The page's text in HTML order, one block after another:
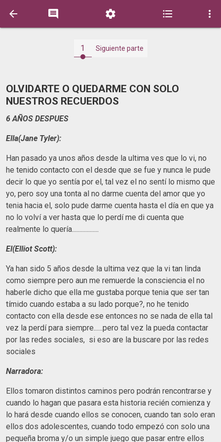
    
1 Siguiente parte
OLVIDARTE O QUEDARME CON SOLO
NUESTROS RECUERDOS
6 AÑOS DESPUES
Ella(Jane Tyler):
Han pasado ya unos años desde la ultima ves que lo vi, no
he tenido contacto con el desde que se fue y nunca le pude
decir lo que yo sentía por el, tal vez el no sentí lo mismo que
yo, pero soy una tonta al no darme cuenta del amor que yo
tenia hacia el, solo pude darme cuenta hasta el día en que ya
no lo volví a ver hasta que lo perdí me di cuenta que
realmente lo quería..................
El(Elliot Scott):
Ya han sido 5 años desde la ultima vez que la vi tan linda
como siempre pero aun me remuerde la consciencia el no
haberle dicho que ella me gustaba porque tenia que ser tan
tímido cuando estaba a su lado porque?, no he tenido
contacto con ella desde ese entonces no se nada de ella tal
vez la perdí para siempre......pero tal vez la pueda contactar
por las redes sociales, si eso are la buscare por las redes
sociales
Narradora:
Ellos tomaron distintos caminos pero podrán rencontrarse y
cuando lo hagan que pasara esta historia recién comienza y
lo hará desde cuando ellos se conocen, cuando tan solo eran
ellos dos adolescentes, cuando todo empezó con solo una
pequeña broma y/o un simple juego que pasar entre ellos